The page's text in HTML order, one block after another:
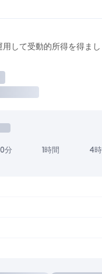
して受動的所得を得まし
分 1時間 4